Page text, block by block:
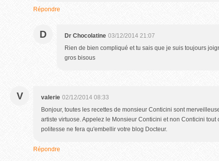
Répondre
D Dr Chocolatine 03/12/2014 21:07
Rien de bien compliqué et tu sais que je suis toujours
gros bisous
V valerie 02/12/2014 08:33
Bonjour, toutes les recettes de monsieur Conticini sont
artiste virtuose. Appelez le Monsieur Conticini et non Conticini tout
politesse ne fera qu'embellir votre blog Docteur.
Répondre